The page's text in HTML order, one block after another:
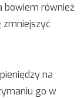
bowiem również
zmniejszyć
na
go w